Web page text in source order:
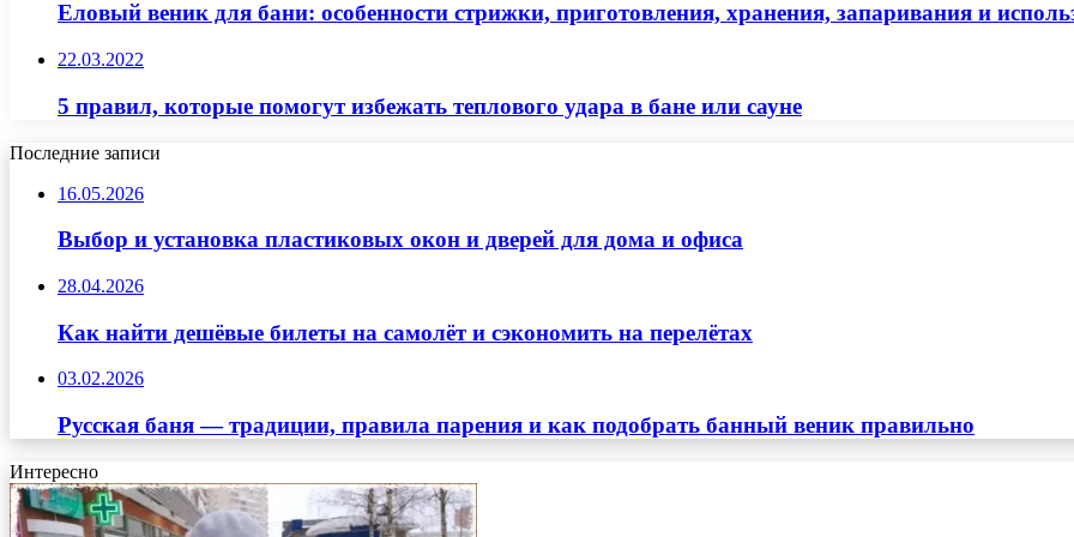
Еловый веник для бани: особенности стрижки, приготовления, хранения, запаривания и
22.03.2022
5 правил, которые помогут избежать теплового удара в бане или сауне
Последние записи
16.05.2026
Выбор и установка пластиковых окон и дверей для дома и офиса
28.04.2026
Как найти дешёвые билеты на самолёт и сэкономить на перелётах
03.02.2026
Русская баня — традиции, правила парения и как подобрать банный веник правильно
Интересно